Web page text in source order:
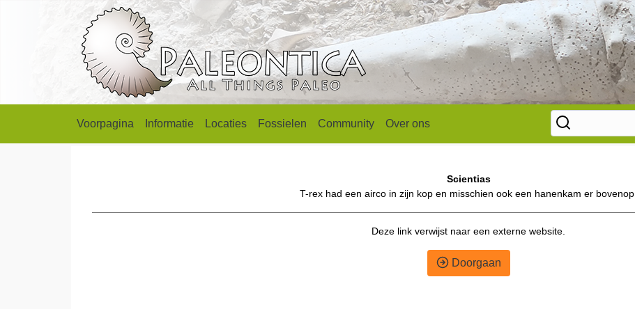
Voorpagina Informatie Locaties Fossielen Community Over ons
Scientias
T-rex had een airco in zijn kop en misschien ook een hanenkam er bovenop.
Deze link verwijst naar een externe website.
Doorgaan